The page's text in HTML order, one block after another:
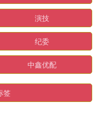
演技
纪委
中鑫优配
签